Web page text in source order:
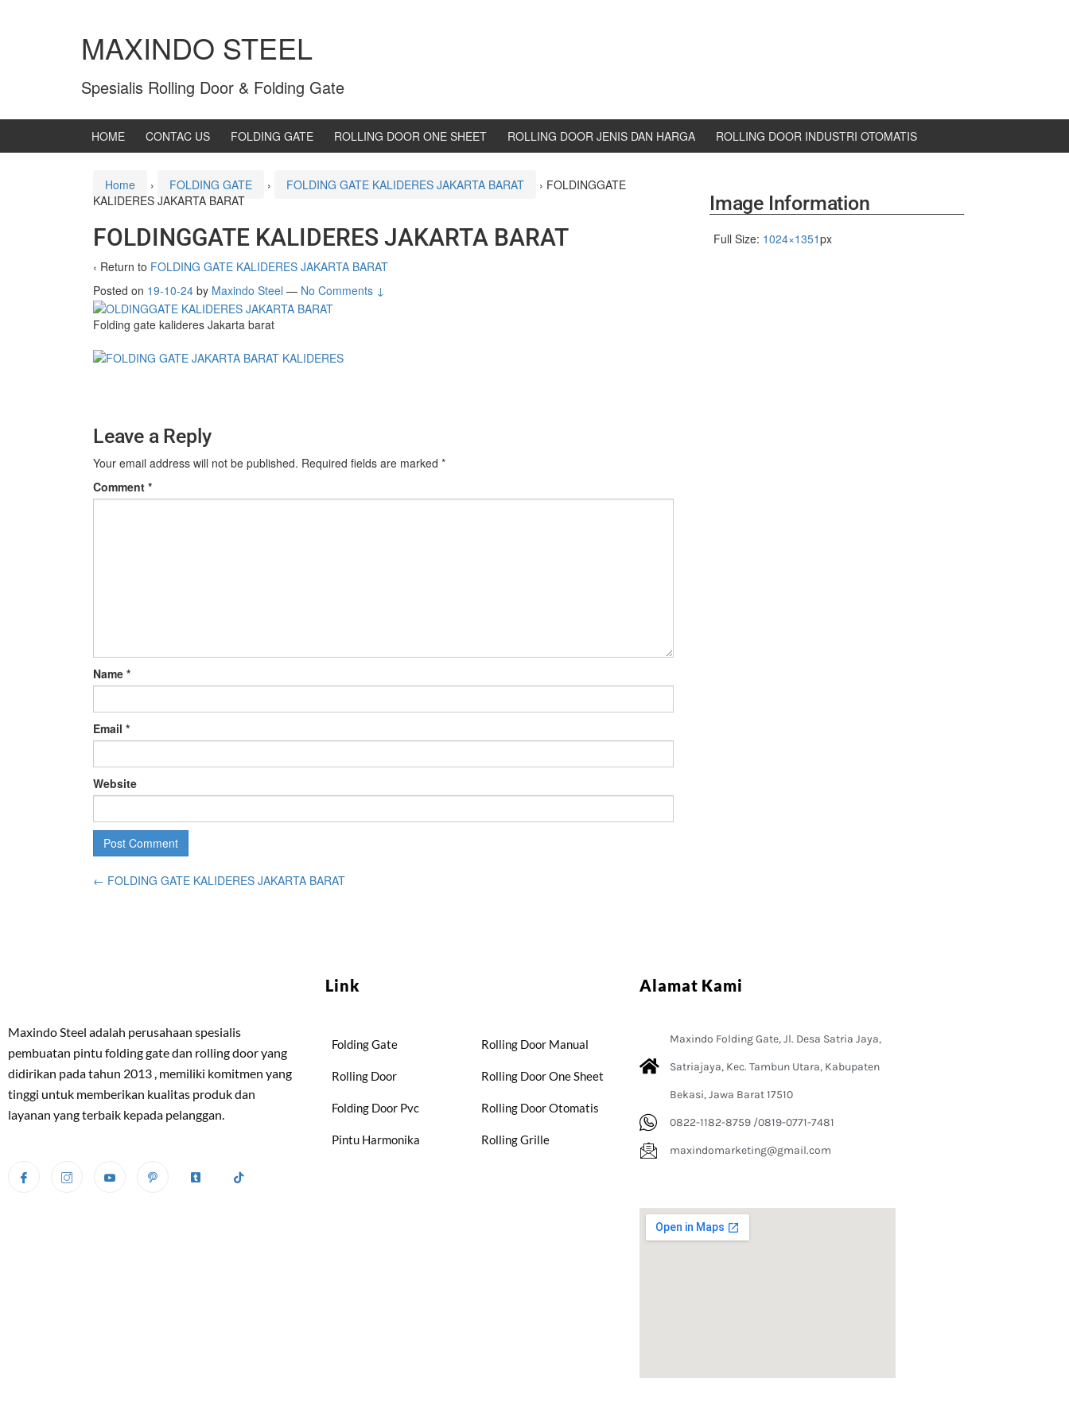
MAXINDO STEEL
Spesialis Rolling Door & Folding Gate
HOME CONTAC US FOLDING GATE ROLLING DOOR ONE SHEET ROLLING DOOR JENIS DAN HARGA ROLLING DOOR INDUSTRI OTOMATIS
Home › FOLDING GATE › FOLDING GATE KALIDERES JAKARTA BARAT › FOLDINGGATE
KALIDERES JAKARTA BARAT
FOLDINGGATE KALIDERES JAKARTA BARAT
‹ Return to FOLDING GATE KALIDERES JAKARTA BARAT
Posted on 19-10-24 by Maxindo Steel — No Comments ↓
Folding gate kalideres Jakarta barat
Leave a Reply
Your email address will not be published. Required fields are marked *
Comment *
Name *
Email *
Website
← FOLDING GATE KALIDERES JAKARTA BARAT
Image Information
Full Size: 1024×1351px
Maxindo Steel adalah perusahaan spesialis
pembuatan pintu folding gate dan rolling door yang
didirikan pada tahun 2013 , memiliki komitmen yang
tinggi untuk memberikan kualitas produk dan
layanan yang terbaik kepada pelanggan.
Link
Folding Gate
Rolling Door
Folding Door Pvc
Pintu Harmonika
Rolling Door Manual
Rolling Door One Sheet
Rolling Door Otomatis
Rolling Grille
Alamat Kami
Maxindo Folding Gate, Jl. Desa Satria Jaya,
Satriajaya, Kec. Tambun Utara, Kabupaten
Bekasi, Jawa Barat 17510
0822-1182-8759 /0819-0771-7481
maxindomarketing@gmail.com